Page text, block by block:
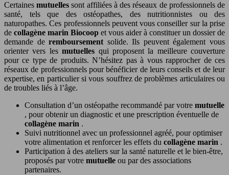
Certainesmutuellessont affiliées à des réseaux de professionnels de
santé, tels que des ostéopathes, des nutritionnistes ou des
naturopathes. Ces professionnels peuvent vous conseiller sur la prise
de collagène marin Biocoop et vous aider à constituer un dossier de
demande deremboursement solide. Ils peuvent également vous
orienter vers lesmutuelles qui proposent la meilleure couverture
pour ce type de produits. N’hésitez pas à vous rapprocher de ces
réseaux de professionnels pour bénéficier de leurs conseils et de leur
expertise, en particulier si vous souffrez de problèmes articulaires ou
de troubles liés à l’âge.
Consultation d’un ostéopathe recommandé par votre mutuelle
, pour obtenir un diagnostic et une prescription éventuelle de
collagène marin .
Suivi nutritionnel avec un professionnel agréé, pour optimiser
votre alimentation et renforcer les effets du collagène marin .
Participation à des ateliers sur la santé naturelle et le bien-être,
proposés par votre mutuelle ou par des associations
partenaires.